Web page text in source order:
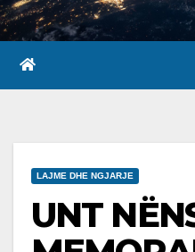
LAJME DHE NGJARJE
UNT